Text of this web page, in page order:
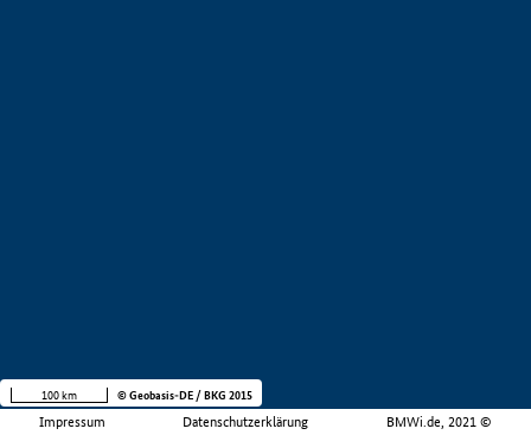
Impressum Datenschutzerklärung BMWi.de, 2021 ©
100 km © Geobasis-DE / BKG 2015